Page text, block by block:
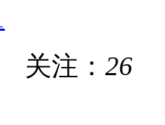
关注： 26